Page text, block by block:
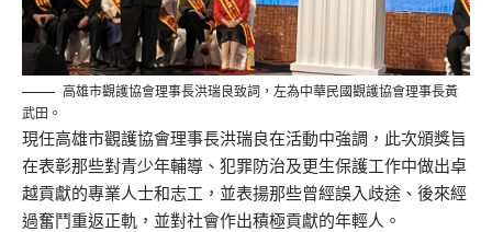
高雄市觀護協會理事長洪瑞良致詞，左為中華民國觀護協會理事長黃
武田。
現任高雄市觀護協會理事長洪瑞良在活動中強調，此次頒獎旨
在表彰那些對青少年輔導、犯罪防治及更生保護工作中做出卓
越貢獻的專業人士和志工，並表揚那些曾經誤入歧途、後來經
過奮鬥重返正軌，並對社會作出積極貢獻的年輕人。